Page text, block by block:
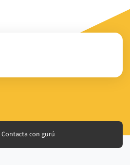
Contacta con gurú